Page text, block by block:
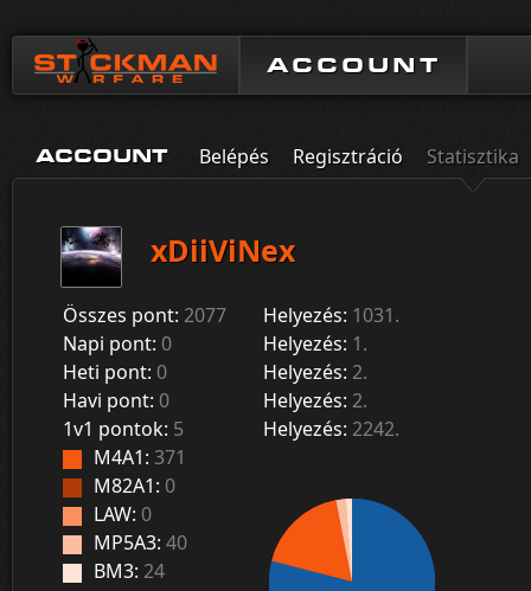
ACCOUNT
ACCOUNT Belépés Regisztráció Statisztika
xDiiViNex
Összes pont: 2077 Helyezés: 1031.
Napi pont: 0 Helyezés: 1.
Heti pont: 0 Helyezés: 2.
Havi pont: 0 Helyezés: 2.
1v1 pontok: 5 Helyezés: 2242.
M4A1: 371
M82A1: 0
LAW: 0
MP5A3: 40
BM3: 24